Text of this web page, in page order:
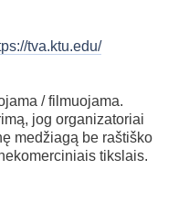
tva.ktu.edu/
/ filmuojama.
jog organizatoriai
medžiagą be raštiško
tikslais.